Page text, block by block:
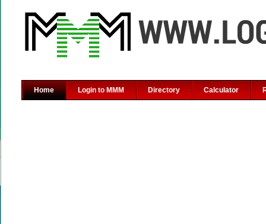
Home Login to MMM Directory Calculator